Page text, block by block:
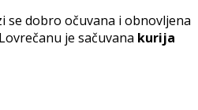
se dobro očuvana i obnovljena
je sačuvana kurija